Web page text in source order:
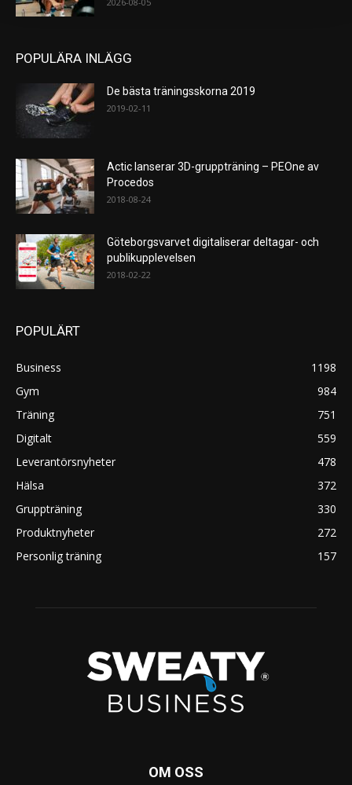
POPULÄRA INLÄGG
De bästa träningsskorna 2019
2019-02-11
Actic lanserar 3D-gruppträning – PEOne av
Procedos
2018-08-24
Göteborgsvarvet digitaliserar deltagar- och
publikupplevelsen
2018-02-22
POPULÄRT
Business
1198
Gym
984
Träning
751
Digitalt
559
Leverantörsnyheter
478
Hälsa
372
Gruppträning
330
Produktnyheter
272
Personlig träning
157
OM OSS